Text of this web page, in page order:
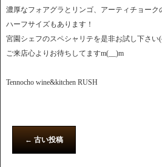
濃厚なフォアグラとリンゴ、アーティチョー
ハーフサイズもあります！
宮園シェフのスペシャリテを是非お試し下さい
ご来店心よりお待ちしてますm(__)m
Tennocho wine&kitchen RUSH
← 古い投稿